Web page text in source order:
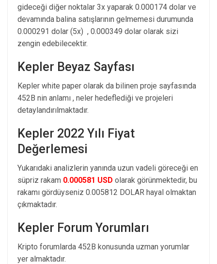
gideceği diğer noktalar 3x yaparak 0.000174 dolar ve
devamında balina satışlarının gelmemesi durumunda
0.000291 dolar (5x) , 0.000349 dolar olarak sizi
zengin edebilecektir.
Kepler Beyaz Sayfası
Kepler white paper olarak da bilinen proje sayfasında
452B nin anlamı , neler hedeflediği ve projeleri
detaylandırılmaktadır.
Kepler 2022 Yılı Fiyat
Değerlemesi
Yukarıdaki analizlerin yanında uzun vadeli göreceği en
süpriz rakam 0.000581 USD olarak görünmektedir, bu
rakamı gördüyseniz 0.005812 DOLAR hayal olmaktan
çıkmaktadır.
Kepler Forum Yorumları
Kripto forumlarda 452B konusunda uzman yorumlar
yer almaktadır.